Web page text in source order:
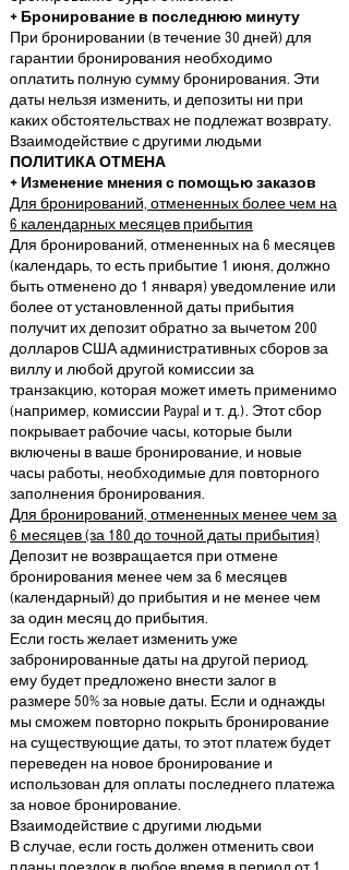
+ Бронирование в последнюю минуту
При бронировании (в течение 30 дней) для
гарантии бронирования необходимо
оплатить полную сумму бронирования. Эти
даты нельзя изменить, и депозиты ни при
каких обстоятельствах не подлежат возврату.
Взаимодействие с другими людьми
ПОЛИТИКА ОТМЕНА
+ Изменение мнения с помощью заказов
Для бронирований, отмененных более чем на
6 календарных месяцев прибытия
Для бронирований, отмененных на 6 месяцев
(календарь, то есть прибытие 1 июня, должно
быть отменено до 1 января) уведомление или
более от установленной даты прибытия
получит их депозит обратно за вычетом 200
долларов США административных сборов за
виллу и любой другой комиссии за
транзакцию, которая может иметь применимо
(например, комиссии Paypal и т. д.). Этот сбор
покрывает рабочие часы, которые были
включены в ваше бронирование, и новые
часы работы, необходимые для повторного
заполнения бронирования.
Для бронирований, отмененных менее чем за
6 месяцев (за 180 до точной даты прибытия)
Депозит не возвращается при отмене
бронирования менее чем за 6 месяцев
(календарный) до прибытия и не менее чем
за один месяц до прибытия.
Если гость желает изменить уже
забронированные даты на другой период,
ему будет предложено внести залог в
размере 50% за новые даты. Если и однажды
мы сможем повторно покрыть бронирование
на существующие даты, то этот платеж будет
переведен на новое бронирование и
использован для оплаты последнего платежа
за новое бронирование.
Взаимодействие с другими людьми
В случае, если гость должен отменить свои